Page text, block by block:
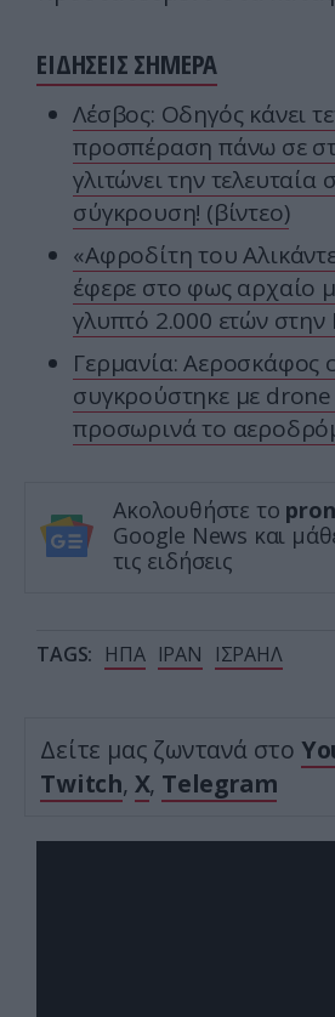
ΕΙΔΗΣΕΙΣ ΣΗΜΕΡΑ
Λέσβος: Οδηγός κάνει
προσπέραση πάνω σε
γλιτώνει την τελευταία
σύγκρουση! (βίντεο)
«Αφροδίτη του
έφερε στο φως αρχαίο
γλυπτό 2.000 ετών στην
Γερμανία: Αεροσκάφος
συγκρούστηκε με drone
προσωρινά το
Ακολουθήστε το
Google News και
τις ειδήσεις
TAGS: ΗΠΑ ΙΡΑΝ ΙΣΡΑΗΛ
Δείτε μας ζωντανά στο
Twitch, X, Telegram